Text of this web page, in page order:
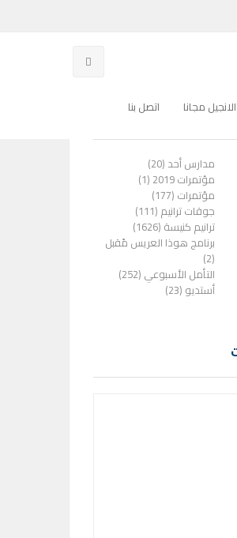
الانجيل مجانا اتصل بنا
مدارس أحد (20)
مؤتمرات 2019 (1)
مؤتمرات (177)
جوقات ترانيم (111)
ترانيم كنيسة (1626)
برنامج هوذا العريس مًقبل
(2)
التأمل الأسبوعي (252)
أستديو (23)